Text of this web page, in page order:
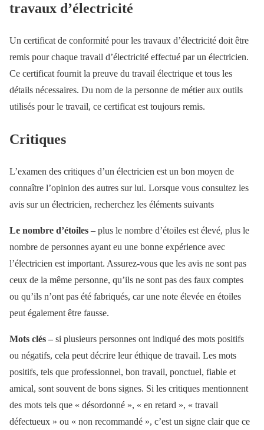
travaux d’électricité
Un certificat de conformité pour les travaux d’électricité doit être
remis pour chaque travail d’électricité effectué par un électricien.
Ce certificat fournit la preuve du travail électrique et tous les
détails nécessaires. Du nom de la personne de métier aux outils
utilisés pour le travail, ce certificat est toujours remis.
Critiques
L’examen des critiques d’un électricien est un bon moyen de
connaître l’opinion des autres sur lui. Lorsque vous consultez les
avis sur un électricien, recherchez les éléments suivants
Le nombre d’étoiles – plus le nombre d’étoiles est élevé, plus le
nombre de personnes ayant eu une bonne expérience avec
l’électricien est important. Assurez-vous que les avis ne sont pas
ceux de la même personne, qu’ils ne sont pas des faux comptes
ou qu’ils n’ont pas été fabriqués, car une note élevée en étoiles
peut également être fausse.
Mots clés – si plusieurs personnes ont indiqué des mots positifs
ou négatifs, cela peut décrire leur éthique de travail. Les mots
positifs, tels que professionnel, bon travail, ponctuel, fiable et
amical, sont souvent de bons signes. Si les critiques mentionnent
des mots tels que « désordonné », « en retard », « travail
défectueux » ou « non recommandé », c’est un signe clair que ce